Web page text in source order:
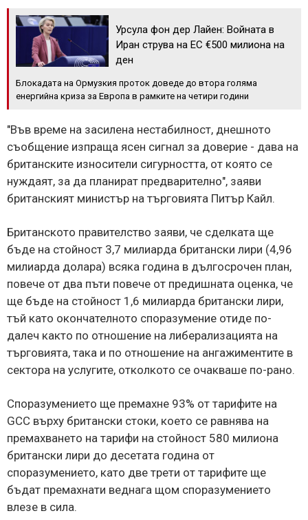
Урсула фон дер Лайен: Войната в
Иран струва на ЕС €500 милиона на
ден
Блокадата на Ормузкия проток доведе до втора голяма
енергийна криза за Европа в рамките на четири години
"Във време на засилена нестабилност, днешното
съобщение изпраща ясен сигнал за доверие - дава на
британските износители сигурността, от която се
нуждаят, за да планират предварително", заяви
британският министър на търговията Питър Кайл.
Британското правителство заяви, че сделката ще
бъде на стойност 3,7 милиарда британски лири (4,96
милиарда долара) всяка година в дългосрочен план,
повече от два пъти повече от предишната оценка, че
ще бъде на стойност 1,6 милиарда британски лири,
тъй като окончателното споразумение отиде по-
далеч както по отношение на либерализацията на
търговията, така и по отношение на ангажиментите в
сектора на услугите, отколкото се очакваше по-рано.
Споразумението ще премахне 93% от тарифите на
GCC върху британски стоки, което се равнява на
премахването на тарифи на стойност 580 милиона
британски лири до десетата година от
споразумението, като две трети от тарифите ще
бъдат премахнати веднага щом споразумението
влезе в сила.